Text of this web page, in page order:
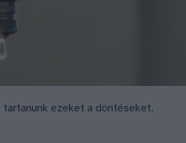
tartanunk ezeket a döntéseket.